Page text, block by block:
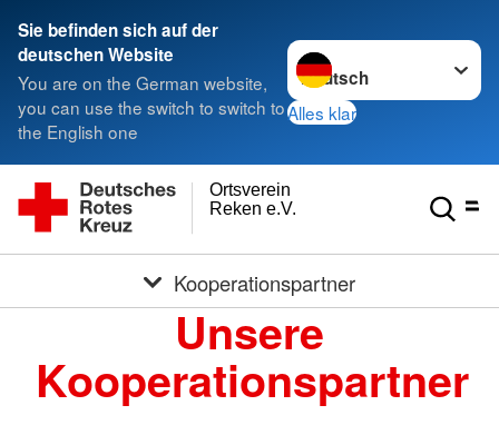
Sie befinden sich auf der
deutschen Website
You are on the German website,
you can use the switch to switch to
the English one
Sprache wechseln zu
Alles klar
Reken e.V.
Ortsverein
Kooperationspartner
Unsere
Kooperationspartner